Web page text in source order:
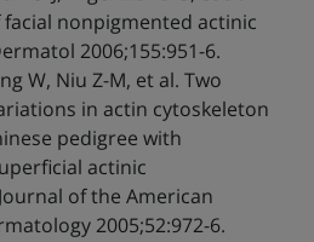
nonpigmented actinic
2006;155:951-6.
W, Niu Z-M, et al. Two
in actin cytoskeleton
pedigree with
actinic
of the American
2005;52:972-6.